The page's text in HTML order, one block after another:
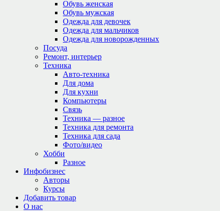
Обувь женская
Обувь мужская
Одежда для девочек
Одежда для мальчиков
Одежда для новорожденных
Посуда
Ремонт, интерьер
Техника
Авто-техника
Для дома
Для кухни
Компьютеры
Связь
Техника — разное
Техника для ремонта
Техника для сада
Фото/видео
Хобби
Разное
Инфобизнес
Авторы
Курсы
Добавить товар
О нас